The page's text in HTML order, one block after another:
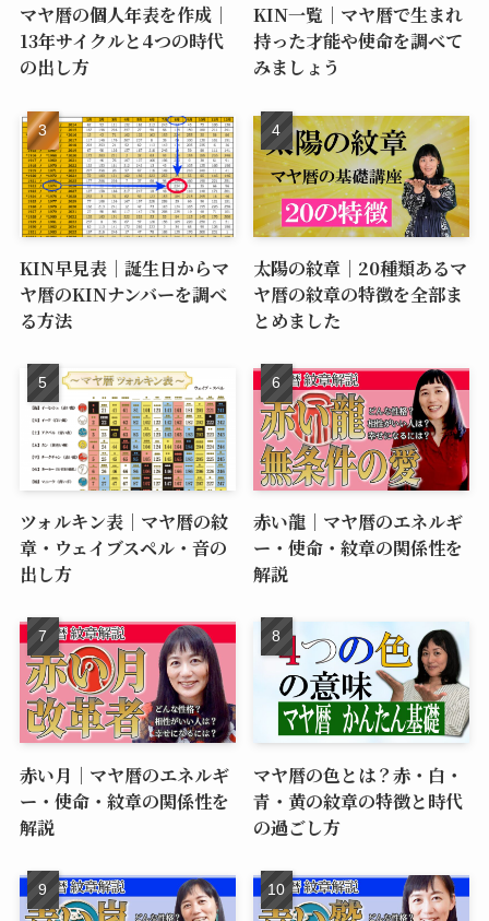
マヤ暦の個人年表を作成｜
13年サイクルと4つの時代
の出し方
KIN一覧｜マヤ暦で生まれ
持った才能や使命を調べて
みましょう
KIN早見表｜誕生日からマ
ヤ暦のKINナンバーを調べ
る方法
太陽の紋章｜20種類あるマ
ヤ暦の紋章の特徴を全部ま
とめました
ツォルキン表｜マヤ暦の紋
章・ウェイブスペル・音の
出し方
赤い龍｜マヤ暦のエネルギ
ー・使命・紋章の関係性を
解説
赤い月｜マヤ暦のエネルギ
ー・使命・紋章の関係性を
解説
マヤ暦の色とは？赤・白・
青・黄の紋章の特徴と時代
の過ごし方